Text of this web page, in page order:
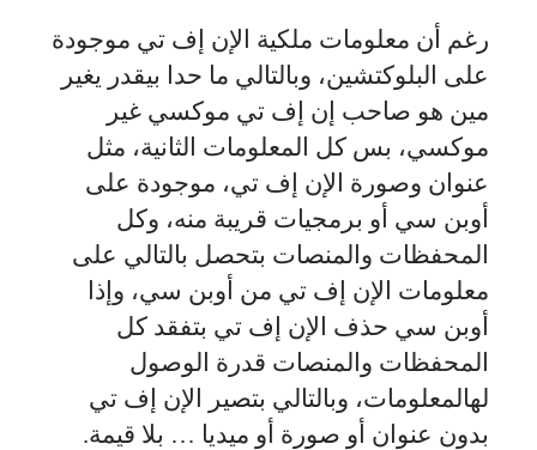
رغم أن معلومات ملكية الإن إف تي موجودة
على البلوكتشين، وبالتالي ما حدا بيقدر يغير
مين هو صاحب إن إف تي موكسي غير
موكسي، بس كل المعلومات الثانية، مثل
عنوان وصورة الإن إف تي، موجودة على
أوبن سي أو برمجيات قريبة منه، وكل
المحفظات والمنصات بتحصل بالتالي على
معلومات الإن إف تي من أوبن سي، وإذا
أوبن سي حذف الإن إف تي بتفقد كل
المحفظات والمنصات قدرة الوصول
لهالمعلومات، وبالتالي بتصير الإن إف تي
بدون عنوان أو صورة أو ميديا … بلا قيمة.